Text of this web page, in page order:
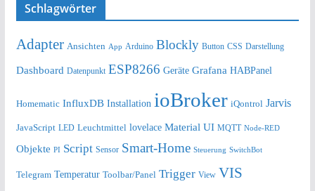
Schlagwörter
Adapter Ansichten App Arduino Blockly Button CSS Darstellung
Dashboard Datenpunkt ESP8266 Geräte Grafana HABPanel
Homematic InfluxDB Installation ioBroker iQontrol Jarvis
JavaScript LED Leuchtmittel lovelace Material UI MQTT Node-RED
Objekte PI Script Sensor Smart-Home Steuerung SwitchBot
Telegram Temperatur Toolbar/Panel Trigger View VIS